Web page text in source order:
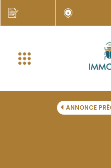
ANNONCE